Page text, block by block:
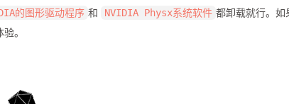
的图形驱动程序 和 NVIDIA Physx系统软件 都卸载就行。如
。